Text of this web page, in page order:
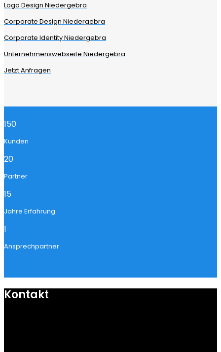
Logo Design Niedergebra
Corporate Design Niedergebra
Corporate Identity Niedergebra
Unternehmenswebseite Niedergebra
Jetzt Anfragen
150
Kunden
20
Partner
15
Jahre Erfahrung
1
Ansprechpartner
Kontakt